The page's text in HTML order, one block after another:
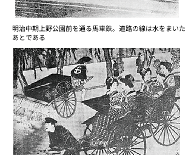
明治中期上野公園前を通る馬車鉄。道路の線は水をまいた
あとである